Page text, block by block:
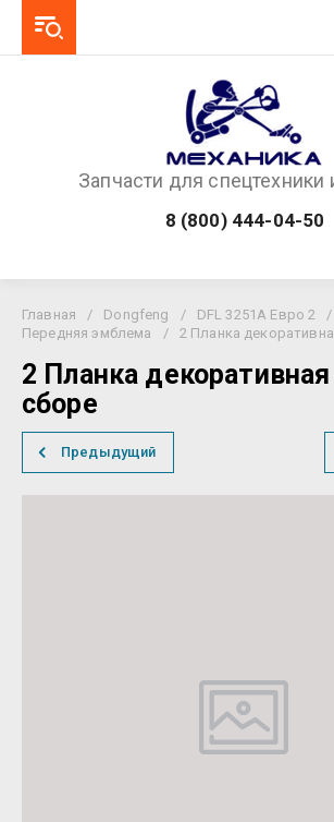
Запчасти для спецтехники
8 (800) 444-04-50
Главная / Dongfeng / DFL 3251A Евро 2 /
Передняя эмблема
/ 2 Планка
2 Планка
сборе
Предыдущий